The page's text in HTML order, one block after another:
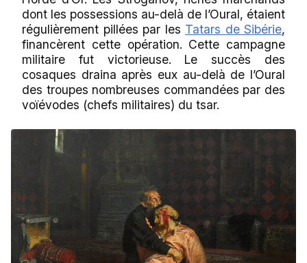
dont les possessions au-delà de l’Oural, étaient
régulièrement pillées par les Tatars de Sibérie,
financèrent cette opération. Cette campagne
militaire fut victorieuse. Le succès des
cosaques draina après eux au-delà de l’Oural
des troupes nombreuses commandées par des
voïévodes (chefs militaires) du tsar.